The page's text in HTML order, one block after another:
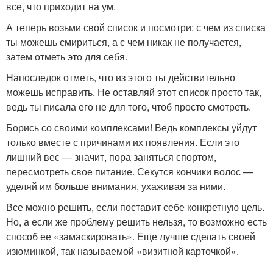
все, что приходит на ум.
А теперь возьми свой список и посмотри: с чем из списка
ты можешь смириться, а с чем никак не получается,
затем отметь это для себя.
Напоследок отметь, что из этого ты действительно
можешь исправить. Не оставляй этот список просто так,
ведь ты писала его не для того, чтоб просто смотреть.
Борись со своими комплексами! Ведь комплексы уйдут
только вместе с причинами их появления. Если это
лишний вес — значит, пора заняться спортом,
пересмотреть свое питание. Секутся кончики волос —
уделяй им больше внимания, ухаживая за ними.
Все можно решить, если поставит себе конкретную цель.
Но, а если же проблему решить нельзя, то возможно есть
способ ее «замаскировать». Еще лучше сделать своей
изюминкой, так называемой «визитной карточкой».